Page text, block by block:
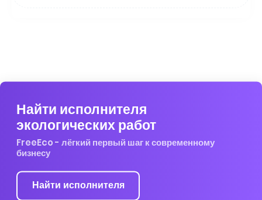
Найти исполнителя
экологических работ
FreeEco - лёгкий первый шаг к современному
бизнесу
Найти исполнителя